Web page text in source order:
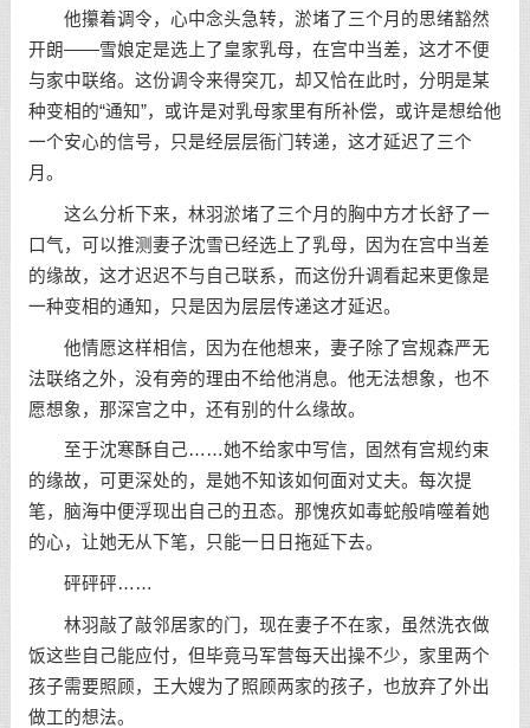
他攥着调令，心中念头急转，淤堵了三个月的思绪豁然
开朗——雪娘定是选上了皇家乳母，在宫中当差，这才不便
与家中联络。这份调令来得突兀，却又恰在此时，分明是某
种变相的“通知”，或许是对乳母家里有所补偿，或许是想给他
一个安心的信号，只是经层层衙门转递，这才延迟了三个
月。
这么分析下来，林羽淤堵了三个月的胸中方才长舒了一
口气，可以推测妻子沈雪已经选上了乳母，因为在宫中当差
的缘故，这才迟迟不与自己联系，而这份升调看起来更像是
一种变相的通知，只是因为层层传递这才延迟。
他情愿这样相信，因为在他想来，妻子除了宫规森严无
法联络之外，没有旁的理由不给他消息。他无法想象，也不
愿想象，那深宫之中，还有别的什么缘故。
至于沈寒酥自己……她不给家中写信，固然有宫规约束
的缘故，可更深处的，是她不知该如何面对丈夫。每次提
笔，脑海中便浮现出自己的丑态。那愧疚如毒蛇般啃噬着她
的心，让她无从下笔，只能一日日拖延下去。
砰砰砰……
林羽敲了敲邻居家的门，现在妻子不在家，虽然洗衣做
饭这些自己能应付，但毕竟马军营每天出操不少，家里两个
孩子需要照顾，王大嫂为了照顾两家的孩子，也放弃了外出
做工的想法。